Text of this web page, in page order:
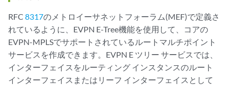
RFC 8317のメトロイーサネットフォーラム(MEF)で定義さ
れているように、EVPN E-Tree機能を使用して、コアの
EVPN-MPLSでサポートされているルートマルチポイント
サービスを作成できます。EVPN E ツリー サービスでは、
インターフェイスをルーティング インスタンスのルート
インターフェイスまたはリーフ インターフェイスとして